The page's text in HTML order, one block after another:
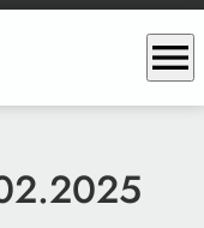
menu